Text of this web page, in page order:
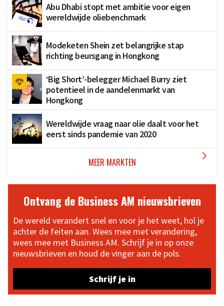
Abu Dhabi stopt met ambitie voor eigen
wereldwijde oliebenchmark
Modeketen Shein zet belangrijke stap
richting beursgang in Hongkong
‘Big Short’-belegger Michael Burry ziet
potentieel in de aandelenmarkt van
Hongkong
Wereldwijde vraag naar olie daalt voor het
eerst sinds pandemie van 2020
MEER MARKTEN 
Ontvang de Business AM nieuwsbrieven
De wereld verandert snel en voor je het weet, hol je
achter de feiten aan. Wees mee met verandering,
wees mee met Business AM. Schrijf je in op onze
nieuwsbrieven en houd de vinger aan de pols.
Schrijf je in